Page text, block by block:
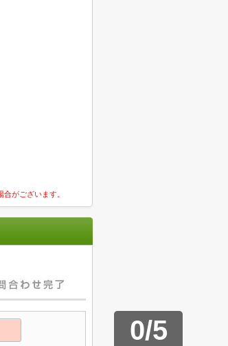
がございます。
0/5